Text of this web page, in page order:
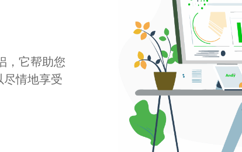
，它帮助您
情地享受